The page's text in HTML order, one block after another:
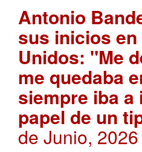
Antonio
sus inicios
Unidos: "Me
me quedaba
siempre iba
papel de un
de Junio,